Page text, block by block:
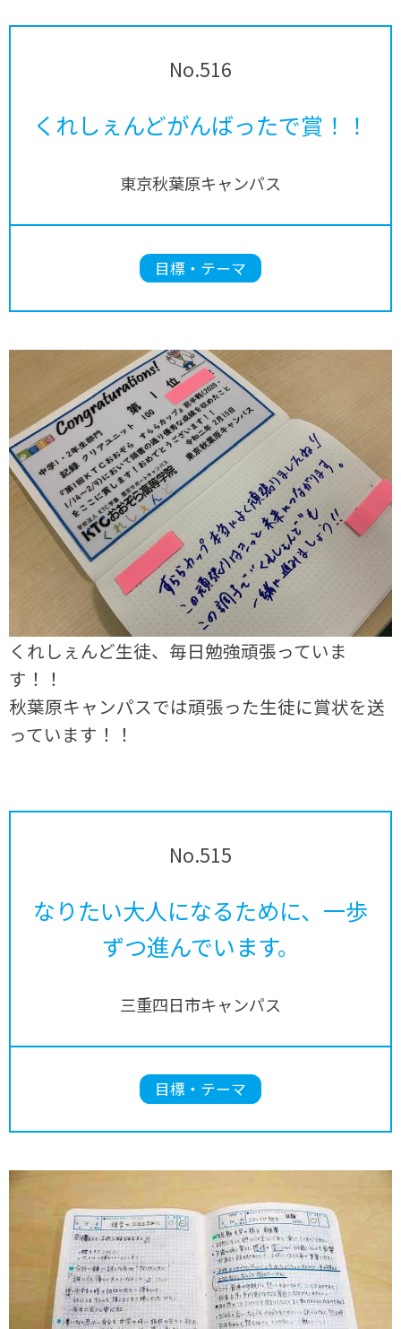
No.516
くれしぇんどがんばったで賞！！
東京秋葉原キャンパス
目標・テーマ
くれしぇんど生徒、毎日勉強頑張っていま
す！！
秋葉原キャンパスでは頑張った生徒に賞状を送
っています！！
No.515
なりたい大人になるために、一歩
ずつ進んでいます。
三重四日市キャンパス
目標・テーマ